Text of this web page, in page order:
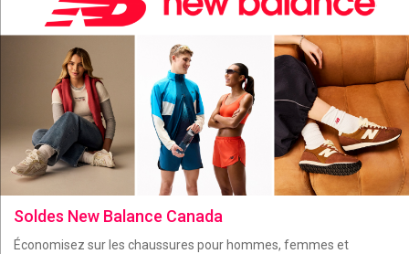
Soldes New Balance Canada
Économisez sur les chaussures pour hommes, femmes et